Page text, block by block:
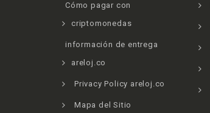
Cómo pagar con
criptomonedas
información de entrega
areloj.co
Privacy Policy areloj.co
Mapa del Sitio